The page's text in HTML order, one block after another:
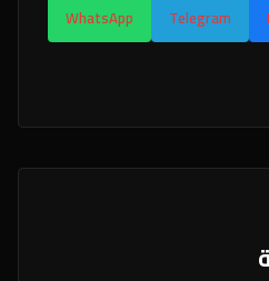
Telegram
WhatsApp